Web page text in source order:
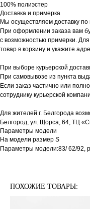
100% полиэстер
Доставка и примерка
Мы осуществляем доставку
При оформлении заказа вам
с возможностью примерки. Для
товар в корзину и укажите
При выборе курьерской
При самовывозе из пункта
Если заказ частично или
сотруднику курьерской
Для жителей г. Белгорода
Белгород, ул. Щорса, 64, ТЦ
Параметры модели
На модели размер S
Параметры модели:83/ 62/92,
ПОХОЖИЕ ТОВАРЫ: